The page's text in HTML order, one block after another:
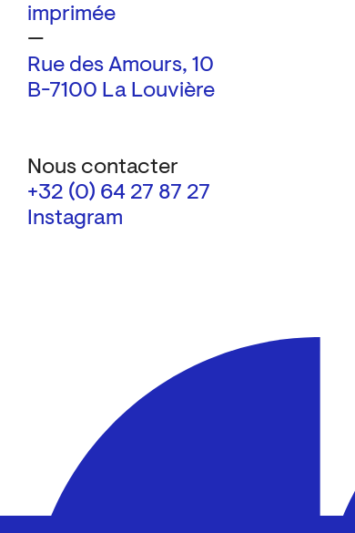
imprimée
—
Rue des Amours, 10
B-7100 La Louvière
Nous contacter
+32 (0) 64 27 87 27
Instagram